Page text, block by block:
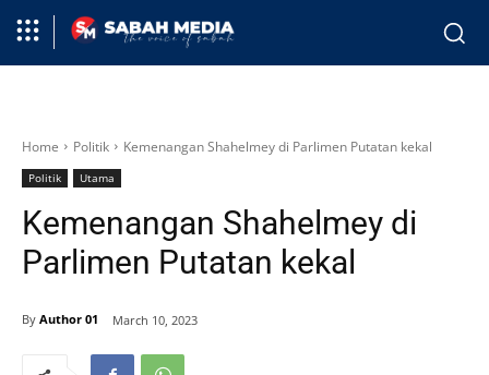
Home Politik Kemenangan Shahelmey di Parlimen Putatan kekal
Politik Utama
Kemenangan Shahelmey di
Parlimen Putatan kekal
By Author 01 March 10, 2023